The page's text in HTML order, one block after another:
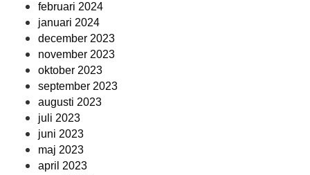
februari 2024
januari 2024
december 2023
november 2023
oktober 2023
september 2023
augusti 2023
juli 2023
juni 2023
maj 2023
april 2023